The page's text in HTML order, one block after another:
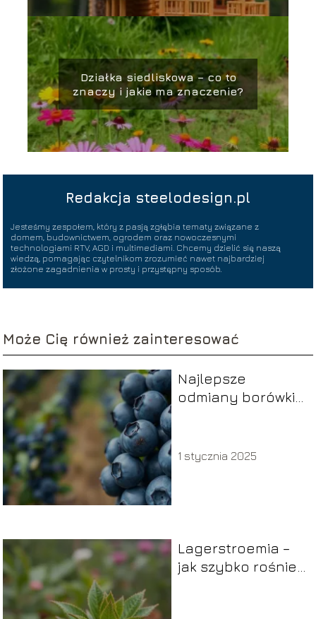
Działka siedliskowa – co to
znaczy i jakie ma znaczenie?
Redakcja steelodesign.pl
Jesteśmy zespołem, który z pasją zgłębia tematy związane z
domem, budownictwem, ogrodem oraz nowoczesnymi
technologiami RTV, AGD i multimediami. Chcemy dzielić się naszą
wiedzą, pomagając czytelnikom zrozumieć nawet najbardziej
złożone zagadnienia w prosty i przystępny sposób.
Może Cię również zainteresować
Najlepsze
odmiany borówki
1 stycznia 2025
Lagerstroemia –
jak szybko rośnie i